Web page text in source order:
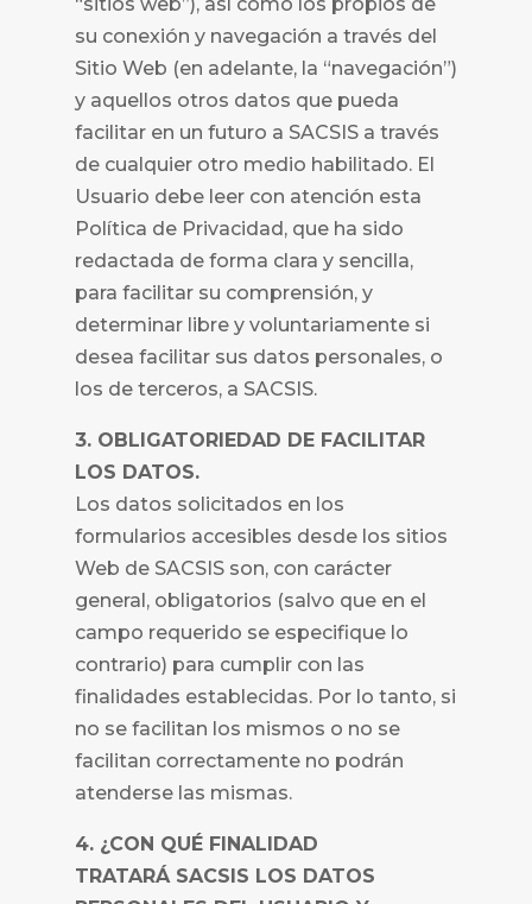
su conexión y navegación a través del
Sitio Web (en adelante, la “navegación”)
y aquellos otros datos que pueda
facilitar en un futuro a SACSIS a través
de cualquier otro medio habilitado. El
Usuario debe leer con atención esta
Política de Privacidad, que ha sido
redactada de forma clara y sencilla,
para facilitar su comprensión, y
determinar libre y voluntariamente si
desea facilitar sus datos personales, o
los de terceros, a SACSIS.
3. OBLIGATORIEDAD DE FACILITAR
LOS DATOS.
Los datos solicitados en los
formularios accesibles desde los sitios
Web de SACSIS son, con carácter
general, obligatorios (salvo que en el
campo requerido se especifique lo
contrario) para cumplir con las
finalidades establecidas. Por lo tanto, si
no se facilitan los mismos o no se
facilitan correctamente no podrán
atenderse las mismas.
4. ¿CON QUÉ FINALIDAD
TRATARÁ SACSIS LOS DATOS